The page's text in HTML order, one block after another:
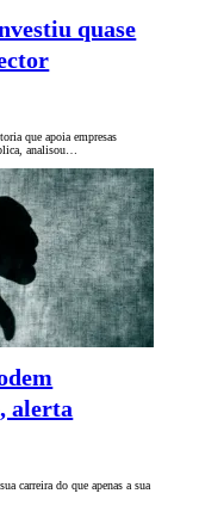
quase
que apoia empresas
analisou…
alerta
carreira do que apenas a sua